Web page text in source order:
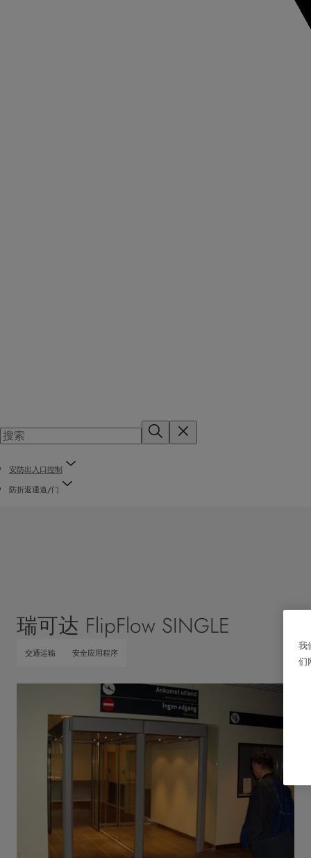
安防出入口控制
防折返通道/门
瑞可达 FlipFlow SINGLE
交通运输 安全应用程序
我
们